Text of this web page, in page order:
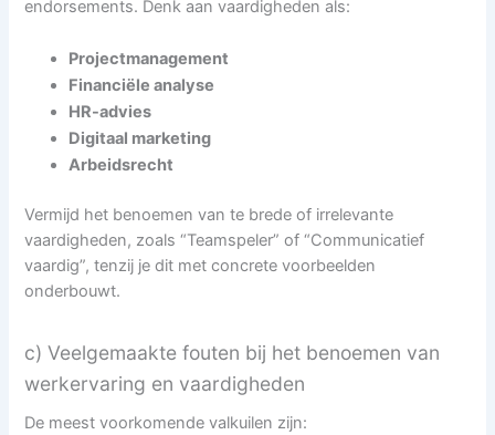
endorsements. Denk aan vaardigheden als:
Projectmanagement
Financiële analyse
HR-advies
Digitaal marketing
Arbeidsrecht
Vermijd het benoemen van te brede of irrelevante
vaardigheden, zoals “Teamspeler” of “Communicatief
vaardig”, tenzij je dit met concrete voorbeelden
onderbouwt.
c) Veelgemaakte fouten bij het benoemen van
werkervaring en vaardigheden
De meest voorkomende valkuilen zijn: